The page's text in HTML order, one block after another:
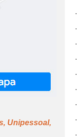
Unipessoal,